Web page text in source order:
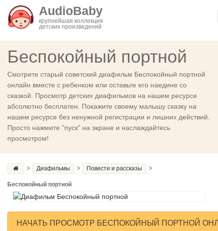
AudioBaby
крупнейшая коллекция
детских произведений
Беспокойный портной
Смотрите старый советский диафильм Беспокойный портной
онлайн вместе с ребенком или оставьте его наедине со
сказкой. Просмотр детских диафильмов на нашем ресурсе
абсолютно бесплатен. Покажите своему малышу сказку на
нашем ресурсе без ненужной регистрации и лишних действий.
Просто нажмите "пуск" на экране и наслаждайтесь
просмотром!
> Диафильмы > Повести и рассказы >
Беспокойный портной
НАЧАТЬ ПРОСМОТР БЕСПОКОЙНЫЙ ПОРТНОЙ